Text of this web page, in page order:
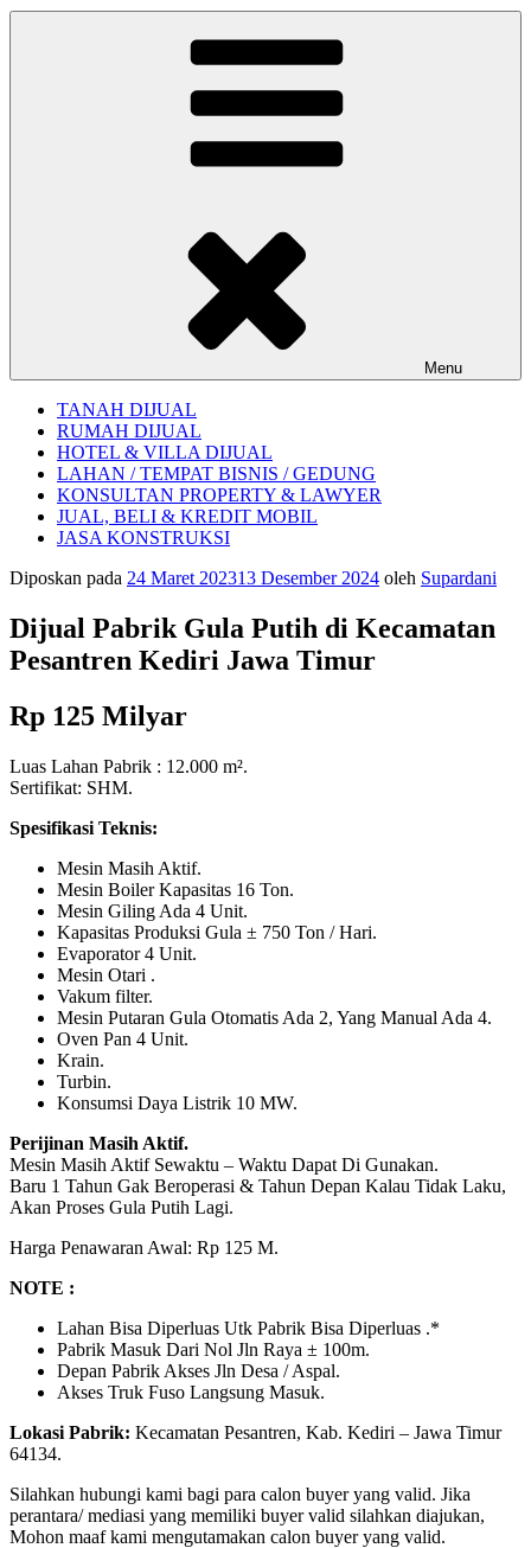
Menu
TANAH DIJUAL
RUMAH DIJUAL
HOTEL & VILLA DIJUAL
LAHAN / TEMPAT BISNIS / GEDUNG
KONSULTAN PROPERTY & LAWYER
JUAL, BELI & KREDIT MOBIL
JASA KONSTRUKSI
Diposkan pada 24 Maret 202313 Desember 2024 oleh Supardani
Dijual Pabrik Gula Putih di Kecamatan
Pesantren Kediri Jawa Timur
Rp 125 Milyar
Luas Lahan Pabrik : 12.000 m².
Sertifikat: SHM.
Spesifikasi Teknis:
Mesin Masih Aktif.
Mesin Boiler Kapasitas 16 Ton.
Mesin Giling Ada 4 Unit.
Kapasitas Produksi Gula ± 750 Ton / Hari.
Evaporator 4 Unit.
Mesin Otari .
Vakum filter.
Mesin Putaran Gula Otomatis Ada 2, Yang Manual Ada 4.
Oven Pan 4 Unit.
Krain.
Turbin.
Konsumsi Daya Listrik 10 MW.
Perijinan Masih Aktif.
Mesin Masih Aktif Sewaktu – Waktu Dapat Di Gunakan.
Baru 1 Tahun Gak Beroperasi & Tahun Depan Kalau Tidak Laku,
Akan Proses Gula Putih Lagi.
Harga Penawaran Awal: Rp 125 M.
NOTE :
Lahan Bisa Diperluas Utk Pabrik Bisa Diperluas .*
Pabrik Masuk Dari Nol Jln Raya ± 100m.
Depan Pabrik Akses Jln Desa / Aspal.
Akses Truk Fuso Langsung Masuk.
Lokasi Pabrik: Kecamatan Pesantren, Kab. Kediri – Jawa Timur
64134.
Silahkan hubungi kami bagi para calon buyer yang valid. Jika
perantara/ mediasi yang memiliki buyer valid silahkan diajukan,
Mohon maaf kami mengutamakan calon buyer yang valid.